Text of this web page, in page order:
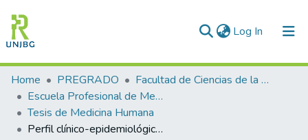
Log In (current)
Communities & Collections
All of DSpace
Statistics
Home PREGRADO
Facultad de Ciencias de la Salud
Escuela Profesional de Medicina Humana
Tesis de Medicina Humana
Perfil clínico-epidemiológico de pacientes con amputación mayor y menor de pie diabético en el Hospital Hipólito Unanue de Tacna del 2013 al 2022